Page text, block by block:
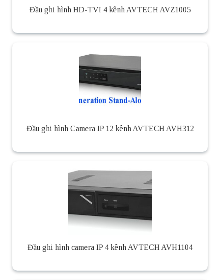
Đầu ghi hình HD-TVI 4 kênh AVTECH AVZ1005
Đầu ghi hình Camera IP 12 kênh AVTECH AVH312
Đầu ghi hình camera IP 4 kênh AVTECH AVH1104